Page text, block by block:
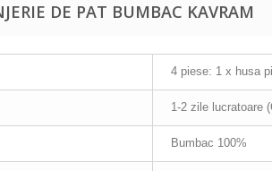
DE PAT BUMBAC KAVRAM
4 piese: 1 x husa
1-2 zile lucratoare
Bumbac 100%